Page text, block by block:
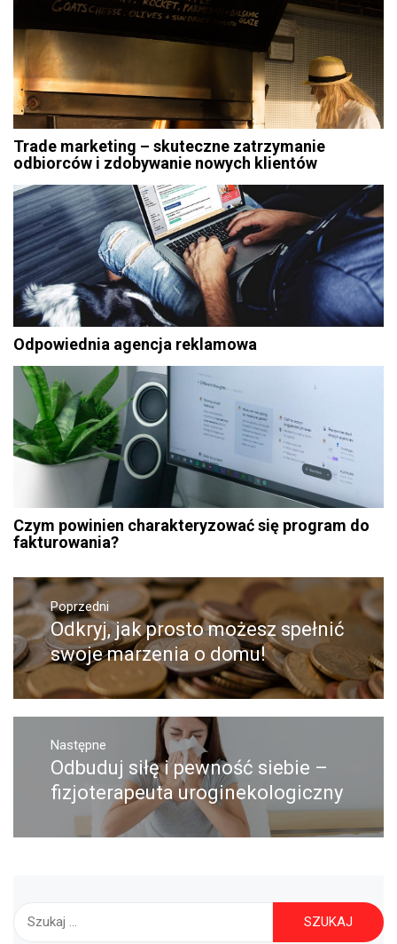
Trade marketing – skuteczne zatrzymanie
odbiorców i zdobywanie nowych klientów
Odpowiednia agencja reklamowa
Czym powinien charakteryzować się program do
fakturowania?
Nawigacja
wpisu
Poprzedni
Poprzedni
wpis:
Odkryj, jak prosto możesz spełnić
swoje marzenia o domu!
Następne
Następny
post:
Odbuduj siłę i pewność siebie –
fizjoterapeuta uroginekologiczny
Szukaj: